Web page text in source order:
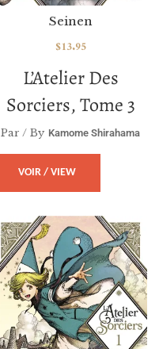
L’Atelier Des
Sorciers, Tome 3
Seinen
$13.95
Par / By Kamome Shirahama
VOIR / VIEW